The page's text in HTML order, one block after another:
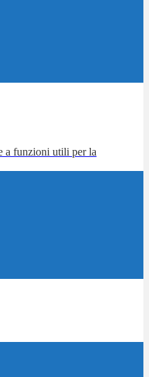
a funzioni utili per la